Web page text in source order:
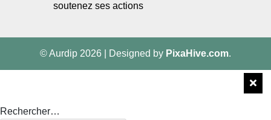
soutenez ses actions
© Aurdip 2026 Designed by PixaHive.com.
Rechercher…